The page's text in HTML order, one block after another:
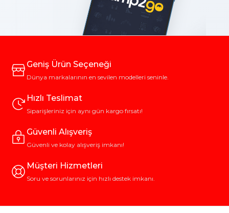
Geniş Ürün Seçeneği
Dünya markalarının en sevilen modelleri seninle.
Hızlı Teslimat
Siparişleriniz için aynı gün kargo fırsatı!
Güvenli Alışveriş
Güvenli ve kolay alışveriş imkanı!
Müşteri Hizmetleri
Soru ve sorunlarınız için hızlı destek imkanı.